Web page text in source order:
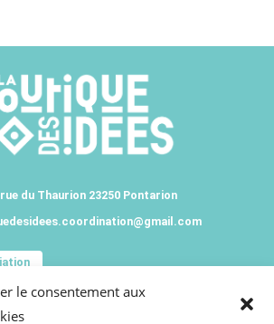
le consentement aux
du Thaurion 23250 Pontarion
RECEVOIR TOUTES LES